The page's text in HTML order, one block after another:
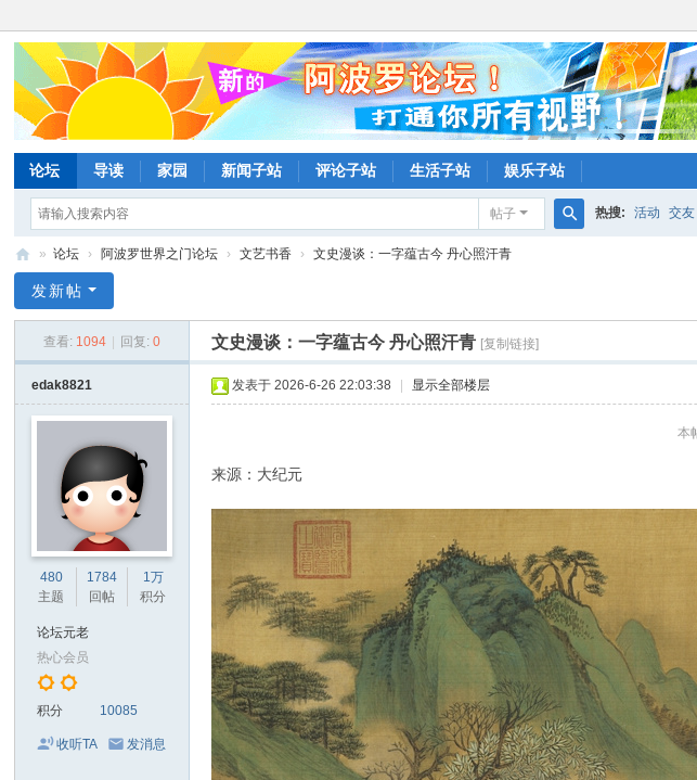
论坛 导读 家园 新闻子站 评论子站 生活子站 娱乐子站
帖子 热搜: 活动 交友
波
» 论坛 › 阿波罗世界之门论坛 › 文艺书香 › 文史漫谈：一字蕴古今 丹心照汗青
发新帖
查看: 1094 回复: 0 文史漫谈：一字蕴古今 丹心照汗青 [复制链接]
edak8821
480
主题
1784
回帖
1万
积分
论坛元老
热心会员
积分 10085
收听TA 发消息
发表于 2026-6-26 22:03:38 显示全部楼层
本
来源：大纪元